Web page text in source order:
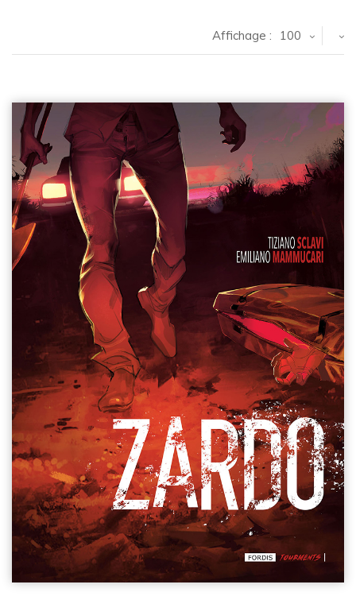
Affichage : 100